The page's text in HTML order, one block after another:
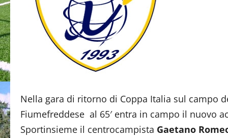
Nella gara di ritorno di Coppa Italia sul campo
Fiumefreddese al 65′ entra in campo il nuovo
Sportinsieme il centrocampista Gaetano